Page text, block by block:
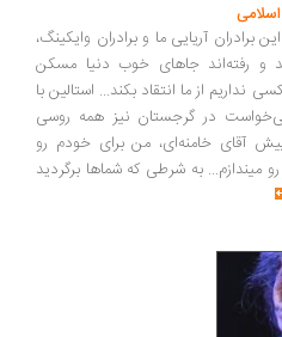
آریایی ما و برادران وایکینگ،
جاهای خوب دنیا مسکن
از ما انتقاد بکند... استالین با
در گرجستان نیز همه روسی
خامنه‌ای، من برای خودم رو
به شرطی که شماها برگردید